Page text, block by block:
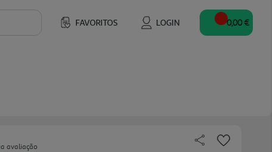
FAVORITOS LOGIN 0,00 €
avaliação